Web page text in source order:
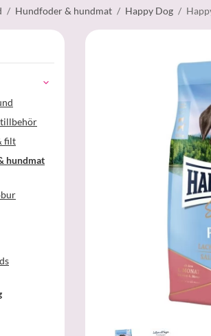
/ Hundfoder & hundmat / Happy Dog /
tillbehör
filt
hundmat